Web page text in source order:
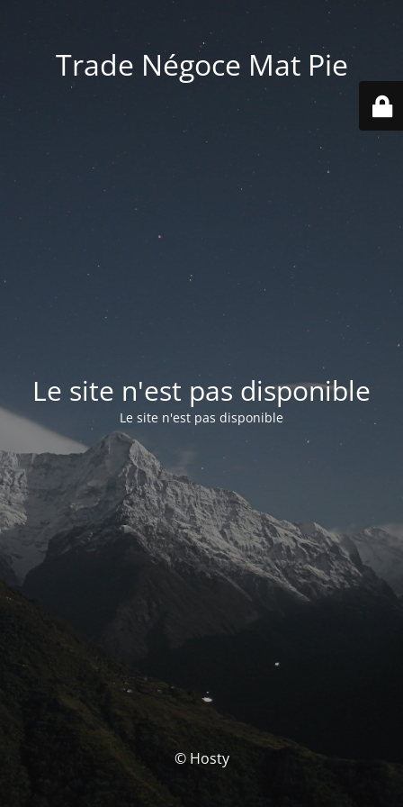
Trade Négoce Mat Pie
Le site n'est pas disponible
Le site n'est pas disponible
© Hosty